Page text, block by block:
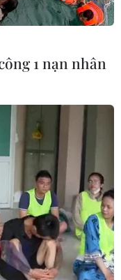
lao vào đám đông
1 nạn nhân